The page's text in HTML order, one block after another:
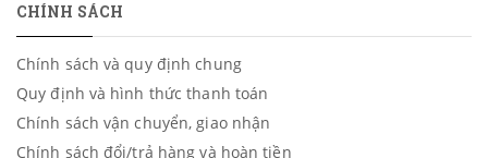
CHÍNH SÁCH
Chính sách và quy định chung
Quy định và hình thức thanh toán
Chính sách vận chuyển, giao nhận
Chính sách đổi/trả hàng và hoàn tiền